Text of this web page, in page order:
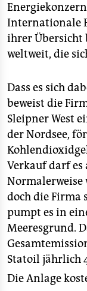
abo
genossenschaft
epaper login
Internationale
ihrer Übersicht
weltweit, die
Dass es sich
beweist die
Sleipner West
der Nordsee,
Verkauf darf es
Normalerweise
doch die Firma
pumpt es in
Meeresgrund.
Statoil jährlich
Die Anlage